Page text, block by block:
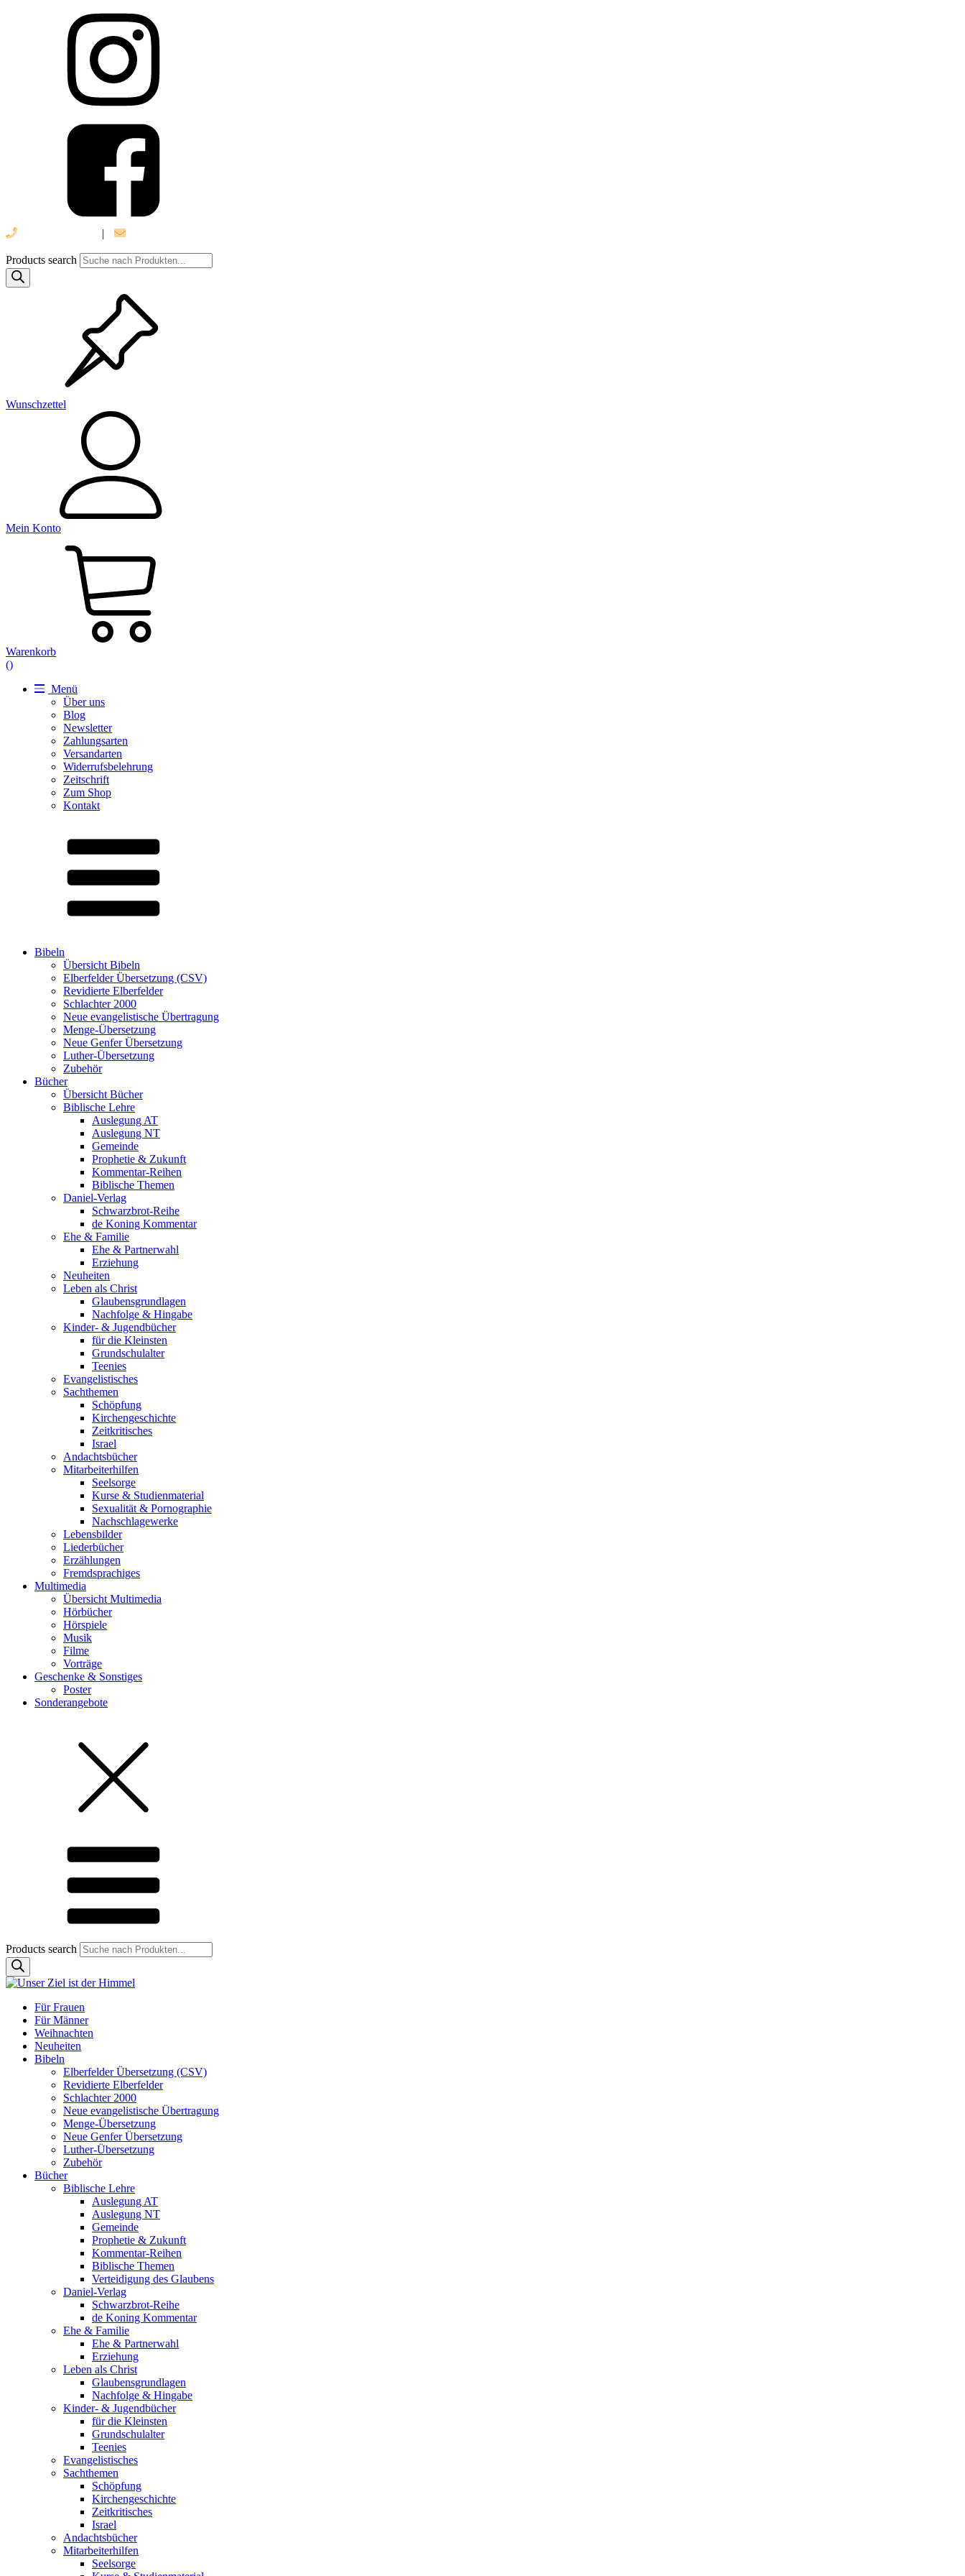
|
Products search
Wunschzettel
Mein Konto
Warenkorb
()
Menü
Über uns
Blog
Newsletter
Zahlungsarten
Versandarten
Widerrufsbelehrung
Zeitschrift
Zum Shop
Kontakt
Bibeln
Übersicht Bibeln
Elberfelder Übersetzung (CSV)
Revidierte Elberfelder
Schlachter 2000
Neue evangelistische Übertragung
Menge-Übersetzung
Neue Genfer Übersetzung
Luther-Übersetzung
Zubehör
Bücher
Übersicht Bücher
Biblische Lehre
Auslegung AT
Auslegung NT
Gemeinde
Prophetie & Zukunft
Kommentar-Reihen
Biblische Themen
Daniel-Verlag
Schwarzbrot-Reihe
de Koning Kommentar
Ehe & Familie
Ehe & Partnerwahl
Erziehung
Neuheiten
Leben als Christ
Glaubensgrundlagen
Nachfolge & Hingabe
Kinder- & Jugendbücher
für die Kleinsten
Grundschulalter
Teenies
Evangelistisches
Sachthemen
Schöpfung
Kirchengeschichte
Zeitkritisches
Israel
Andachtsbücher
Mitarbeiterhilfen
Seelsorge
Kurse & Studienmaterial
Sexualität & Pornographie
Nachschlagewerke
Lebensbilder
Liederbücher
Erzählungen
Fremdsprachiges
Multimedia
Übersicht Multimedia
Hörbücher
Hörspiele
Musik
Filme
Vorträge
Geschenke & Sonstiges
Poster
Sonderangebote
Products search
Für Frauen
Für Männer
Weihnachten
Neuheiten
Bibeln
Elberfelder Übersetzung (CSV)
Revidierte Elberfelder
Schlachter 2000
Neue evangelistische Übertragung
Menge-Übersetzung
Neue Genfer Übersetzung
Luther-Übersetzung
Zubehör
Bücher
Biblische Lehre
Auslegung AT
Auslegung NT
Gemeinde
Prophetie & Zukunft
Kommentar-Reihen
Biblische Themen
Verteidigung des Glaubens
Daniel-Verlag
Schwarzbrot-Reihe
de Koning Kommentar
Ehe & Familie
Ehe & Partnerwahl
Erziehung
Leben als Christ
Glaubensgrundlagen
Nachfolge & Hingabe
Kinder- & Jugendbücher
für die Kleinsten
Grundschulalter
Teenies
Evangelistisches
Sachthemen
Schöpfung
Kirchengeschichte
Zeitkritisches
Israel
Andachtsbücher
Mitarbeiterhilfen
Seelsorge